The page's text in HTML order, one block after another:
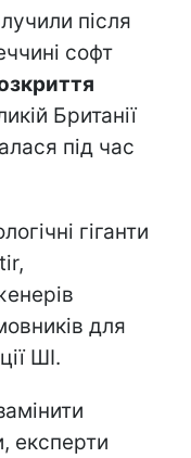
після
софт
Британії
під час
гіганти
для
ШІ.
експерти